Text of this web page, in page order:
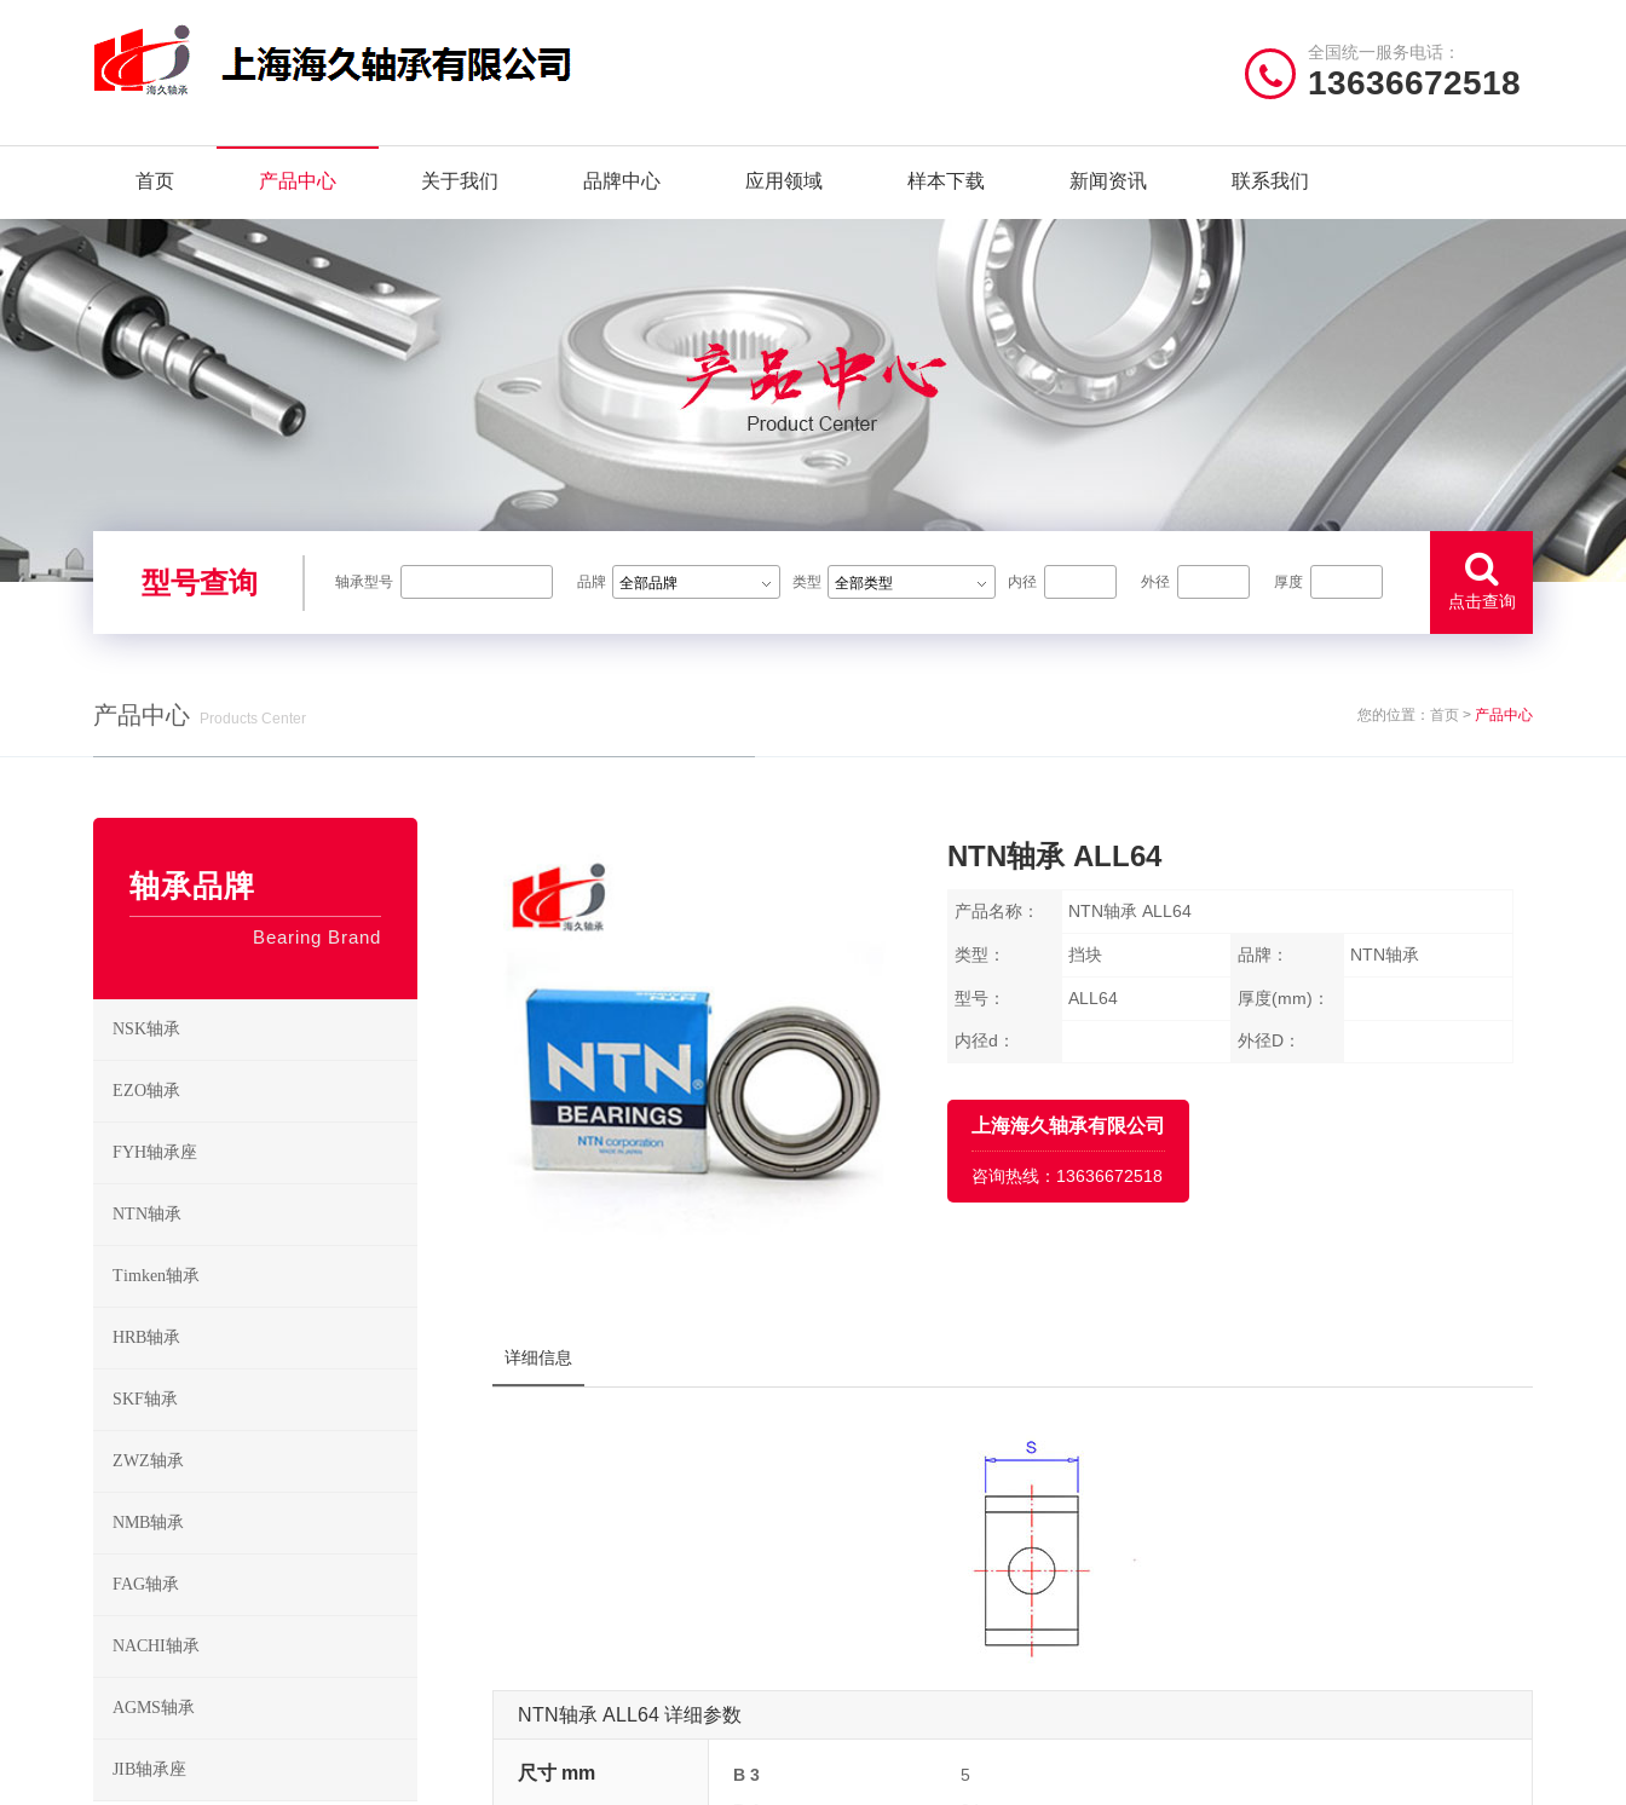
全国统一服务电话：
13636672518
首页 产品中心 关于我们 品牌中心 应用领域 样本下载 新闻资讯 联系我们
型号查询 轴承型号 品牌 全部品牌 类型 全部类型 内径 外径 厚度
点击查询
产品中心
Products Center
您的位置： 首页 > 产品中心
NTN轴承 ALL64
产品名称： NTN轴承 ALL64
类型： 挡块 品牌： NTN轴承
型号： ALL64 厚度(mm)：
内径d： 外径D：
上海海久轴承有限公司
咨询热线： 13636672518
详细信息
NTN轴承 ALL64 详细参数
尺寸 mm B 3
5
轴承品牌
Bearing Brand
NSK轴承
EZO轴承
FYH轴承座
NTN轴承
Timken轴承
HRB轴承
SKF轴承
ZWZ轴承
NMB轴承
FAG轴承
NACHI轴承
AGMS轴承
JIB轴承座